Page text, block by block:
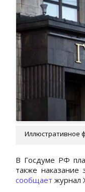
Иллюстративное
В Госдуме РФ
также
сообщает журнал